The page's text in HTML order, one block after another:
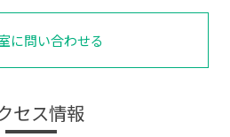
に問い合わせる
セス情報